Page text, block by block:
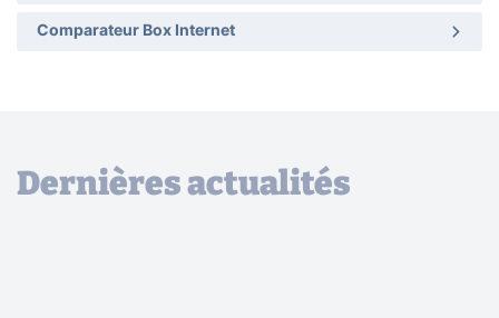
Comparateur Box Internet
Dernières actualités